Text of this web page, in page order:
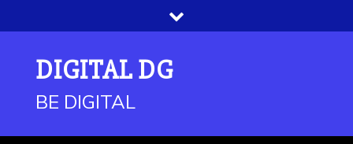
to
DIGITAL DG
BE DIGITAL